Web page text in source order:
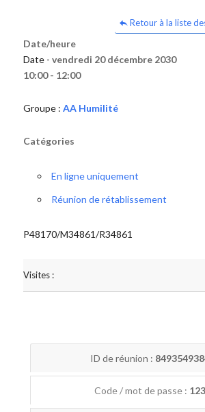
Retour à la liste
Date/heure
Date - vendredi 20 décembre 2030
10:00 - 12:00
Groupe : AA Humilité
Catégories
En ligne uniquement
Réunion de rétablissement
P48170/M34861/R34861
Visites :
ID de réunion :
Code / mot de passe :